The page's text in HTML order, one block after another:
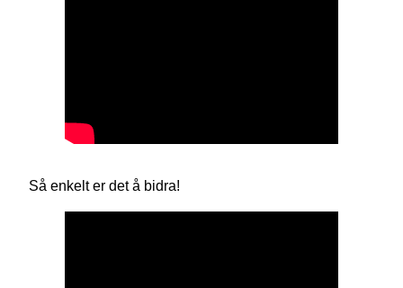
Så enkelt er det å bidra!